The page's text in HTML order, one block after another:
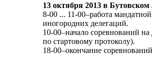
13 октября 2013 в Бутовском
8-00 ... 11-00–работа
иногородних делегаций.
10-00–начало соревнований
по стартовому протоколу).
18-00–окончание соревнований